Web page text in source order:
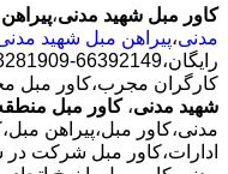
کاور مبل شهید مدنی،
مدنی،پیراهن مبل شهید
کارگران مجرب،کاور مبل
شهید مدنی، کاور مبل
مدنی،کاور مبل،پیراهن
ادارات،کاور مبل شرکت در